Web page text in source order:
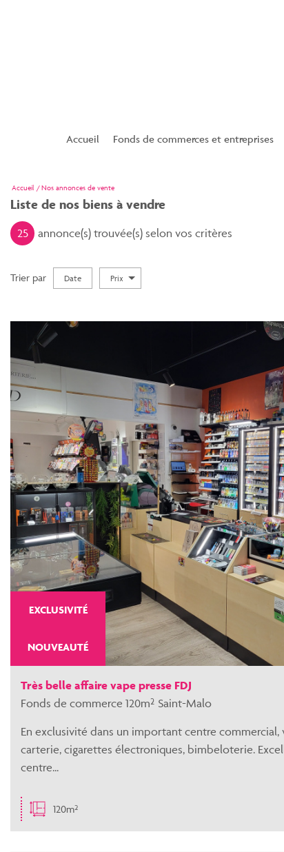
Accueil Fonds de commerces et entreprises
Bar / Tabac
Tabac presse française des jeux
Hotel
Boulangerie / Boucherie /
Garage automobile
Accueil Nos annonces de vente
Liste de nos biens à vendre
25 annonce(s) trouvée(s) selon vos critères
Vente
Critères supplémentaires
Piscine Parking Terrasse
Trier par Date Prix
EXCLUSIVITÉ
NOUVEAUTÉ
Très belle affaire vape presse FDJ
Fonds de commerce 120m² Saint-Malo
En exclusivité dans un important centre commercial,
carterie, cigarettes électroniques, bimbeloterie.
centre...
120m²